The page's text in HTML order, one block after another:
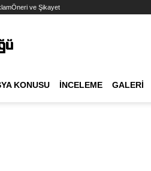
Öneri ve Şikayet
KONUSU İNCELEME GALERI